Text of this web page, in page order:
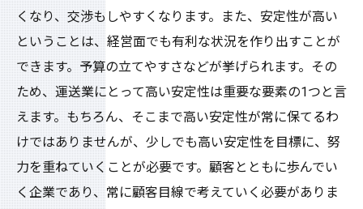
くなり、交渉もしやすくなります。また、安定性が高い
ということは、経営面でも有利な状況を作り出すことが
できます。予算の立てやすさなどが挙げられます。その
ため、運送業にとって高い安定性は重要な要素の1つと言
えます。もちろん、そこまで高い安定性が常に保てるわ
けではありませんが、少しでも高い安定性を目標に、努
力を重ねていくことが必要です。顧客とともに歩んでい
く企業であり、常に顧客目線で考えていく必要がありま